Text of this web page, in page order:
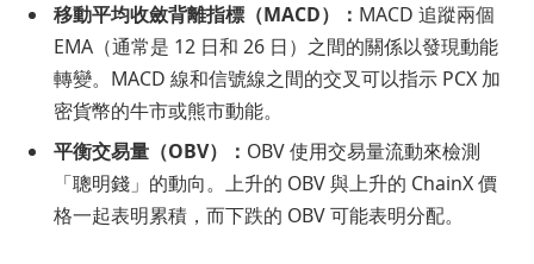
移動平均收斂背離指標（MACD）： MACD 追蹤兩個
EMA（通常是 12 日和 26 日）之間的關係以發現動能
轉變。MACD 線和信號線之間的交叉可以指示 PCX 加
密貨幣的牛市或熊市動能。
平衡交易量（OBV）： OBV 使用交易量流動來檢測
「聰明錢」的動向。上升的 OBV 與上升的 ChainX 價
格一起表明累積，而下跌的 OBV 可能表明分配。